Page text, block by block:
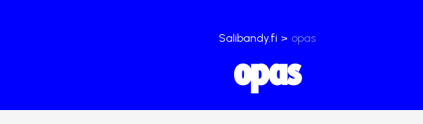
Salibandy.fi > opas
opas